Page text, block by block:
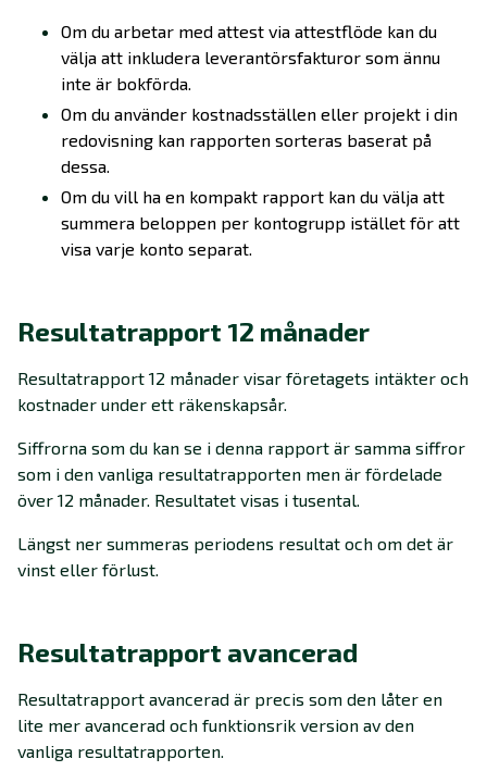
Om du arbetar med attest via attestflöde kan du
välja att inkludera leverantörsfakturor som ännu
inte är bokförda.
Om du använder kostnadsställen eller projekt i din
redovisning kan rapporten sorteras baserat på
dessa.
Om du vill ha en kompakt rapport kan du välja att
summera beloppen per kontogrupp istället för att
visa varje konto separat.
Resultatrapport 12 månader
Resultatrapport 12 månader visar företagets intäkter och
kostnader under ett räkenskapsår.
Siffrorna som du kan se i denna rapport är samma siffror
som i den vanliga resultatrapporten men är fördelade
över 12 månader. Resultatet visas i tusental.
Längst ner summeras periodens resultat och om det är
vinst eller förlust.
Resultatrapport avancerad
Resultatrapport avancerad är precis som den låter en
lite mer avancerad och funktionsrik version av den
vanliga resultatrapporten.